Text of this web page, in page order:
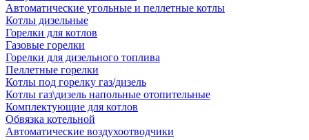
Автоматические угольные и пеллетные котлы
Котлы дизельные
Горелки для котлов
Газовые горелки
Горелки для дизельного топлива
Пеллетные горелки
Котлы под горелку газ/дизель
Котлы газ\дизель напольные отопительные
Комплектующие для котлов
Обвязка котельной
Автоматические воздухоотводчики